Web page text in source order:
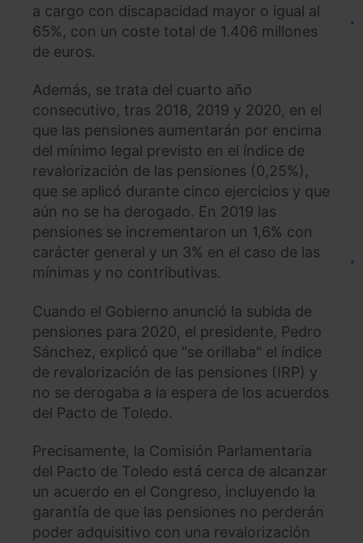
a cargo con discapacidad mayor o igual al
65%, con un coste total de 1.406 millones
de euros.
Además, se trata del cuarto año
consecutivo, tras 2018, 2019 y 2020, en el
que las pensiones aumentarán por encima
del mínimo legal previsto en el índice de
revalorización de las pensiones (0,25%),
que se aplicó durante cinco ejercicios y que
aún no se ha derogado. En 2019 las
pensiones se incrementaron un 1,6% con
carácter general y un 3% en el caso de las
mínimas y no contributivas.
Cuando el Gobierno anunció la subida de
pensiones para 2020, el presidente, Pedro
Sánchez, explicó que "se orillaba" el índice
de revalorización de las pensiones (IRP) y
no se derogaba a la espera de los acuerdos
del Pacto de Toledo.
Precisamente, la Comisión Parlamentaria
del Pacto de Toledo está cerca de alcanzar
un acuerdo en el Congreso, incluyendo la
garantía de que las pensiones no perderán
poder adquisitivo con una revalorización